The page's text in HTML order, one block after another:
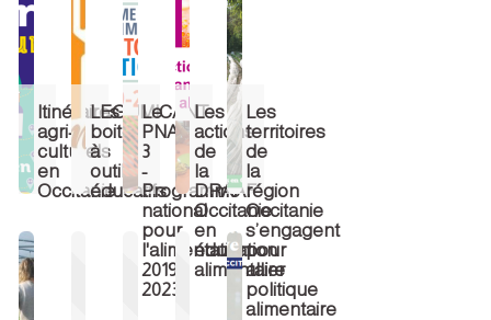
Itinéraires
agri-
culturels
en
Occitanie
LEGUMICANT:
boite
à
outils
éducatifs
Le
PNA
3
-
Programme
national
pour
l'alimentation
2019-
2023
Les
actions
de
la
DRAAF
Occitanie
en
éducation
alimentaire
Les
territoires
de
la
région
Occitanie
s’engagent
pour
allier
politique
alimentaire